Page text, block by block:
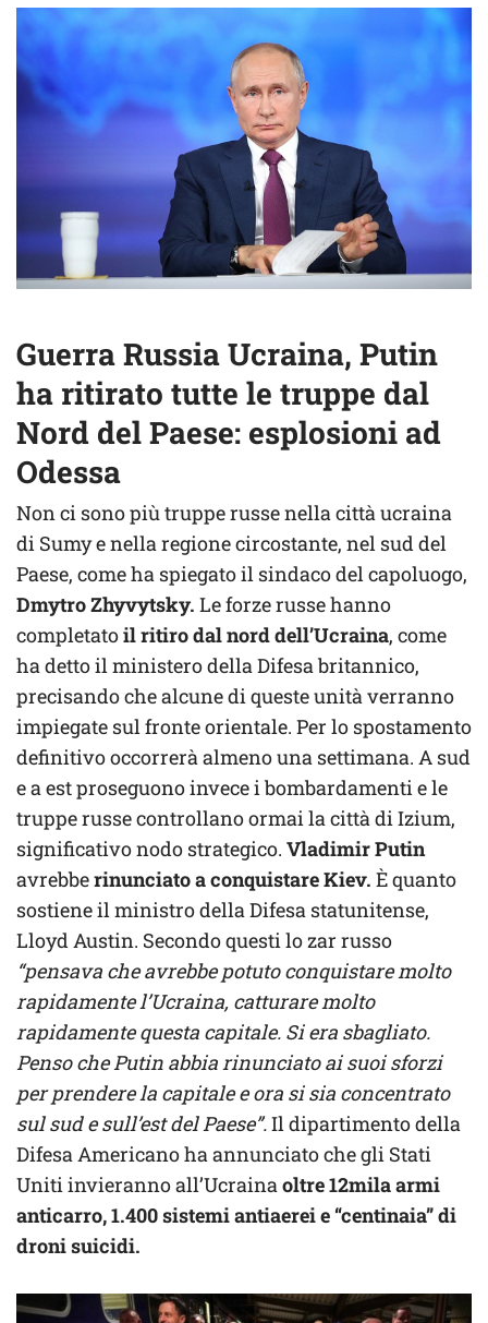
Guerra Russia Ucraina, Putin
ha ritirato tutte le truppe dal
Nord del Paese: esplosioni ad
Odessa
Non ci sono più truppe russe nella città ucraina
di Sumy e nella regione circostante, nel sud del
Paese, come ha spiegato il sindaco del capoluogo,
Dmytro Zhyvytsky. Le forze russe hanno
completatoil ritiro dal nord dell’Ucraina, come
ha detto il ministero della Difesa britannico,
precisando che alcune di queste unità verranno
impiegate sul fronte orientale. Per lo spostamento
definitivo occorrerà almeno una settimana. A sud
e a est proseguono invece i bombardamenti e le
truppe russe controllano ormai la città di Izium,
significativo nodo strategico. Vladimir Putin
avrebberinunciato a conquistare Kiev. È quanto
sostiene il ministro della Difesa statunitense,
Lloyd Austin. Secondo questi lo zar russo
“pensava che avrebbe potuto conquistare molto
rapidamente l’Ucraina, catturare molto
rapidamente questa capitale. Si era sbagliato.
Penso che Putin abbia rinunciato ai suoi sforzi
per prendere la capitale e ora si sia concentrato
sul sud e sull’est del Paese”.Il dipartimento della
Difesa Americano ha annunciato che gli Stati
Uniti invieranno all’Ucrainaoltre 12mila armi
anticarro, 1.400 sistemi antiaerei e “centinaia” di
droni suicidi.